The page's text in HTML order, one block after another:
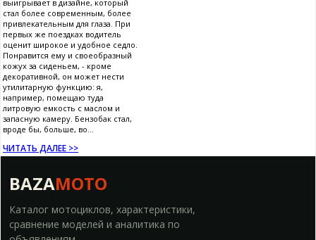
выигрывает в дизайне, который
стал более современным, более
привлекательным для глаза. При
первых же поездках водитель
оценит широкое и удобное седло.
Понравится ему и своеобразный
кожух за сиденьем, - кроме
декоративной, он может нести
утилитарную функцию: я,
например, помещаю туда
литровую емкость с маслом и
запасную камеру. Бензобак стал,
вроде бы, больше, во...
ЧИТАТЬ ДАЛЕЕ >>
BAZAMOTO
Каталог мотоциклов, характеристики,
сравнение моделей и аналитика по